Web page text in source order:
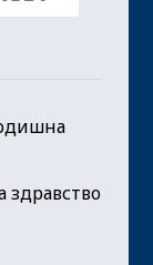
здравство